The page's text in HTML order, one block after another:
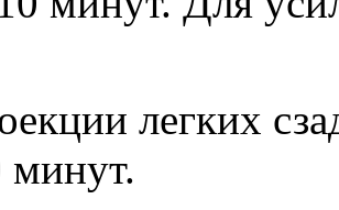
легких
минут.